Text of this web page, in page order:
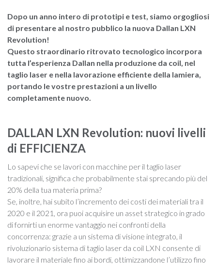
Dopo un anno intero di prototipi e test, siamo orgogliosi
di presentare al nostro pubblico la nuova Dallan LXN
Revolution!
Questo straordinario ritrovato tecnologico incorpora
tutta l’esperienza Dallan nella produzione da coil, nel
taglio laser e nella lavorazione efficiente della lamiera,
portando le vostre prestazioni a un livello
completamente nuovo.
DALLAN LXN Revolution: nuovi livelli
di EFFICIENZA
Lo sapevi che se lavori con macchine per il taglio laser
tradizionali, significa che probabilmente stai sprecando più del
20% della tua materia prima?
Se, inoltre, hai subito l’incremento dei costi dei materiali tra il
2020 e il 2021, ora puoi acquisire un asset strategico in grado
di fornirti un enorme vantaggio nei confronti della
concorrenza: grazie a un sistema di visione integrato, il
rivoluzionario sistema di taglio laser da coil LXN consente di
lavorare il materiale fino ai bordi, ottimizzandone l’utilizzo fino